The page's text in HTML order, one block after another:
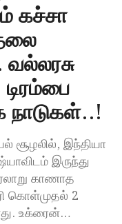
கச்சா
நாடுகள்..!
சூழலில், இந்தியா
இருந்து
காணாத
கொள்முதல் 2
உக்ரைன்…